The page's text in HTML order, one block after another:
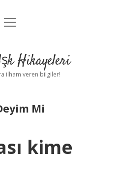
Uyarı
menüyü
Hikayeleri
ilham veren bilgiler!
Mi
kime